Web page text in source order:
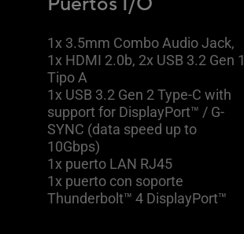
1x 3.5mm Combo Audio Jack,
1x HDMI 2.0b, 2x USB 3.2 Gen 1
Tipo A
1x USB 3.2 Gen 2 Type-C with
support for DisplayPort™ / G-
SYNC (data speed up to
10Gbps)
1x puerto LAN RJ45
1x puerto con soporte
Thunderbolt™ 4 DisplayPort™